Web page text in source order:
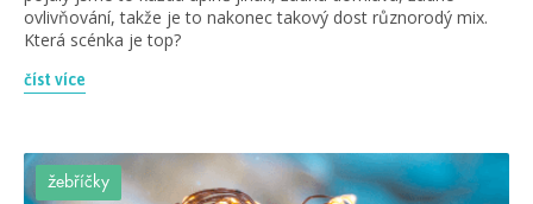
ovlivňování, takže je to nakonec takový dost různorodý mix.
Která scénka je top?
číst více
žebříčky